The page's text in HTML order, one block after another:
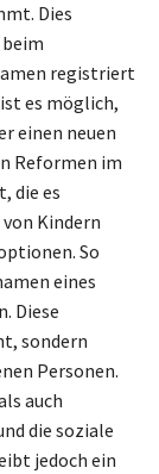
Dies
registriert
es möglich,
einen neuen
Reformen im
die es
Kindern
So
eines
Diese
sondern
Personen.
auch
die soziale
jedoch ein